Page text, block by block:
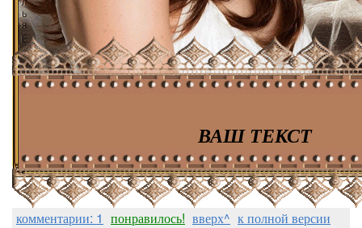
ВАШ ТЕКСТ
комментарии: 1 понравилось! вверх^ к полной версии